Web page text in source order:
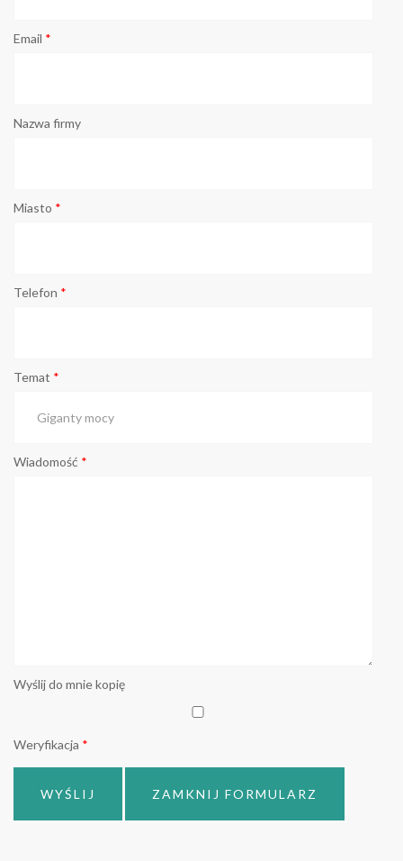
Email *
Nazwa firmy
Miasto *
Telefon *
Temat *
Wiadomość *
Wyślij do mnie kopię
Weryfikacja *
WYŚLIJ ZAMKNIJ FORMULARZ